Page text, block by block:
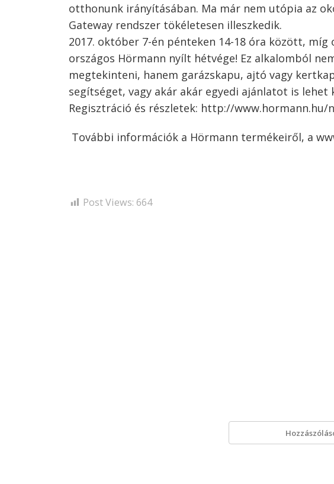
otthonunk irányításában. Ma már nem utópia az
Gateway rendszer tökéletesen illeszkedik.
2017. október 7-én pénteken 14-18 óra között,
országos Hörmann nyílt hétvége! Ez alkalomból
megtekinteni, hanem garázskapu, ajtó vagy
segítséget, vagy akár akár egyedi ajánlatot is
Regisztráció és részletek: http://www.hormann.hu/
További információk a Hörmann termékeiről, a
Post Views: 664